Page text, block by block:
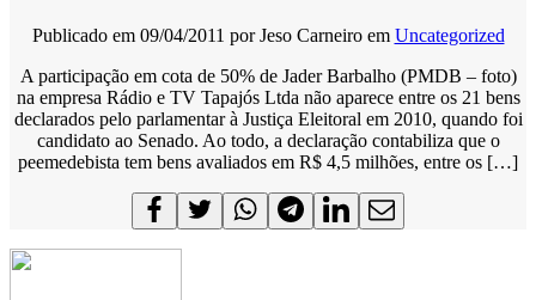
Publicado em 09/04/2011 porJeso Carneiro em Uncategorized
A participação em cota de 50% de Jader Barbalho (PMDB – foto)
na empresa Rádio e TV Tapajós Ltda não aparece entre os 21 bens
declarados pelo parlamentar à Justiça Eleitoral em 2010, quando foi
candidato ao Senado. Ao todo, a declaração contabiliza que o
peemedebista tem bens avaliados em R$ 4,5 milhões, entre os […]